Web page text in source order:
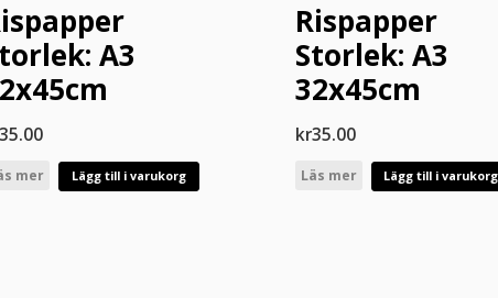
A3
mer Lägg till i varukorg
Rispapper
Storlek: A3
32x45cm
kr35.00
Läs mer Lägg till i varukorg